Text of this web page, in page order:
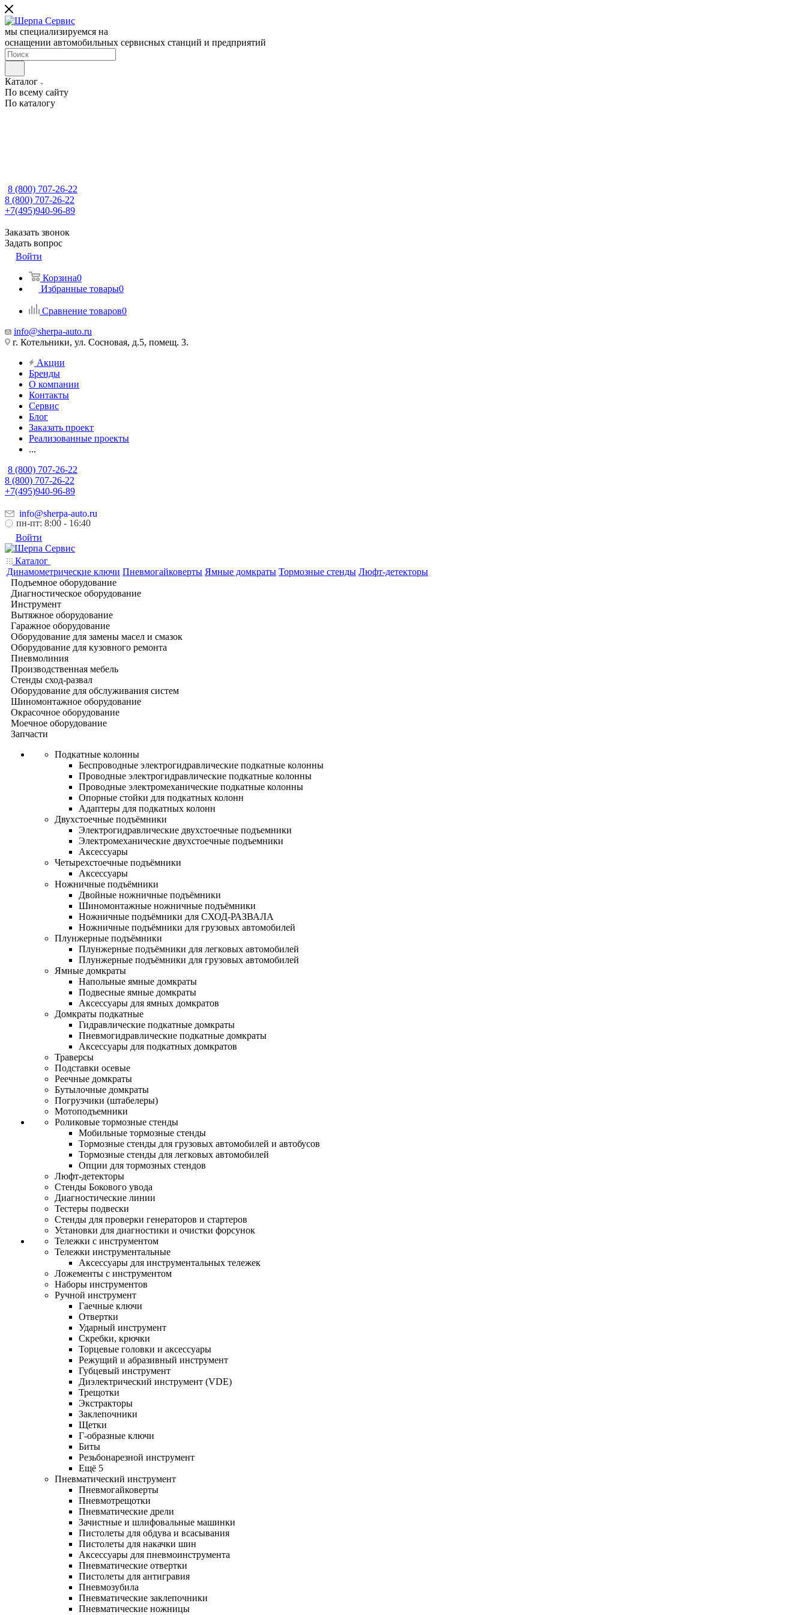
мы специализируемся на
оснащении автомобильных сервисных станций и предприятий
Каталог
По всему сайту
По каталогу
8 (800) 707-26-22
8 (800) 707-26-22
+7(495)940-96-89
Заказать звонок
Задать вопрос
Войти
Корзина0
Избранные товары0
Сравнение товаров0
info@sherpa-auto.ru
г. Котельники, ул. Сосновая, д.5, помещ. 3.
Акции
Бренды
О компании
Контакты
Сервис
Блог
Заказать проект
Реализованные проекты
...
8 (800) 707-26-22
8 (800) 707-26-22
+7(495)940-96-89
info@sherpa-auto.ru
пн-пт: 8:00 - 16:40
Войти
Каталог
Динамометрические ключи Пневмогайковерты Ямные домкраты Тормозные стенды Люфт-детекторы
Подъемное оборудование
Диагностическое оборудование
Инструмент
Вытяжное оборудование
Гаражное оборудование
Оборудование для замены масел и смазок
Оборудование для кузовного ремонта
Пневмолиния
Производственная мебель
Стенды сход-развал
Оборудование для обслуживания систем
Шиномонтажное оборудование
Окрасочное оборудование
Моечное оборудование
Запчасти
Подкатные колонны
Беспроводные электрогидравлические подкатные колонны
Проводные электрогидравлические подкатные колонны
Проводные электромеханические подкатные колонны
Опорные стойки для подкатных колонн
Адаптеры для подкатных колонн
Двухстоечные подъёмники
Электрогидравлические двухстоечные подъемники
Электромеханические двухстоечные подъемники
Аксессуары
Четырехстоечные подъёмники
Аксессуары
Ножничные подъёмники
Двойные ножничные подъёмники
Шиномонтажные ножничные подъёмники
Ножничные подъёмники для СХОД-РАЗВАЛА
Ножничные подъёмники для грузовых автомобилей
Плунжерные подъёмники
Плунжерные подъёмники для легковых автомобилей
Плунжерные подъёмники для грузовых автомобилей
Ямные домкраты
Напольные ямные домкраты
Подвесные ямные домкраты
Аксессуары для ямных домкратов
Домкраты подкатные
Гидравлические подкатные домкраты
Пневмогидравлические подкатные домкраты
Аксессуары для подкатных домкратов
Траверсы
Подставки осевые
Реечные домкраты
Бутылочные домкраты
Погрузчики (штабелеры)
Мотоподъемники
Роликовые тормозные стенды
Мобильные тормозные стенды
Тормозные стенды для грузовых автомобилей и автобусов
Тормозные стенды для легковых автомобилей
Опции для тормозных стендов
Люфт-детекторы
Стенды Бокового увода
Диагностические линии
Тестеры подвески
Стенды для проверки генераторов и стартеров
Установки для диагностики и очистки форсунок
Тележки с инструментом
Тележки инструментальные
Аксессуары для инструментальных тележек
Ложементы с инструментом
Наборы инструментов
Ручной инструмент
Гаечные ключи
Отвертки
Ударный инструмент
Скребки, крючки
Торцевые головки и аксессуары
Режущий и абразивный инструмент
Губцевый инструмент
Диэлектрический инструмент (VDE)
Трещотки
Экстракторы
Заклепочники
Щетки
Г-образные ключи
Биты
Резьбонарезной инструмент
Ещё 5
Пневматический инструмент
Пневмогайковерты
Пневмотрещотки
Пневматические дрели
Зачистные и шлифовальные машинки
Пистолеты для обдува и всасывания
Пистолеты для накачки шин
Аксессуары для пневмоинструмента
Пневматические отвертки
Пистолеты для антигравия
Пневмозубила
Пневматические заклепочники
Пневматические ножницы